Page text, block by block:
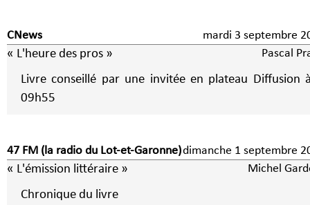
CNews mardi 3 septembre
« L'heure des pros » Pascal
Livre conseillé par une invitée en plateau Diffusion
09h55
47 FM (la radio du Lot-et-Garonne) dimanche 1 septembre
« L'émission littéraire » Michel
Chronique du livre